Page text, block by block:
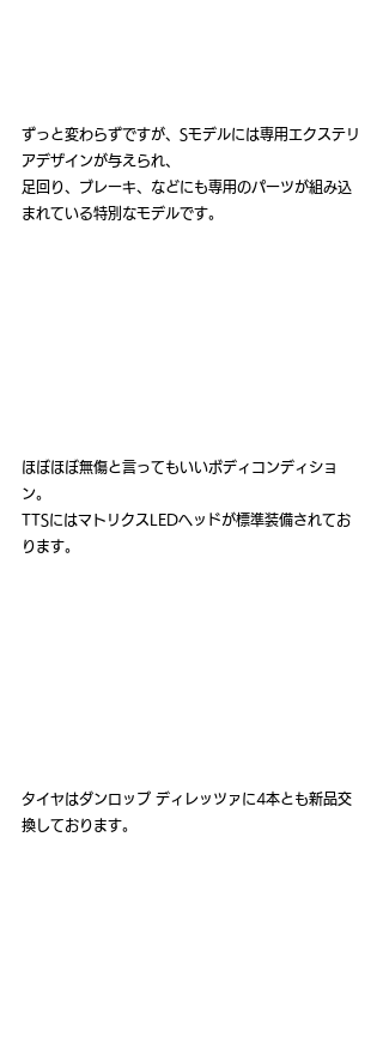
ずっと変わらずですが、Sモデルには専用エクステリ
アデザインが与えられ、
足回り、ブレーキ、などにも専用のパーツが組み込
まれている特別なモデルです。
ほぼほぼ無傷と言ってもいいボディコンディショ
ン。
TTSにはマトリクスLEDヘッドが標準装備されてお
ります。
タイヤはダンロップ ディレッツァに4本とも新品交
換しております。